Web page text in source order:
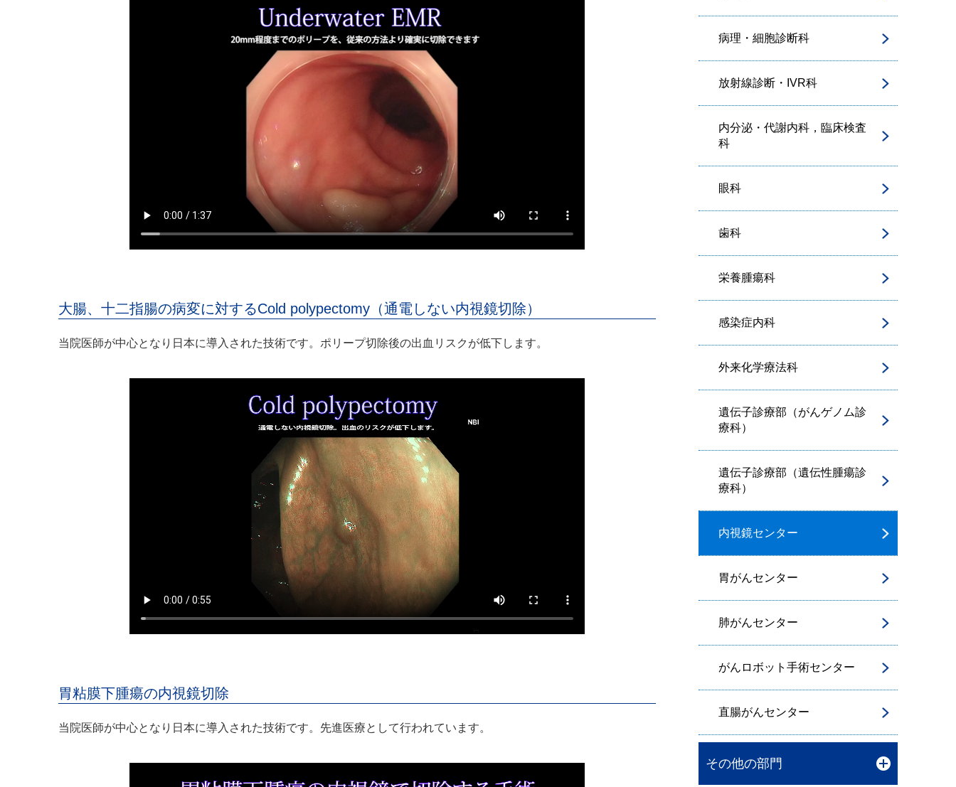
大腸、十二指腸の病変に対するCold polypectomy（通電しない内視鏡切除）
当院医師が中心となり日本に導入された技術です。ポリープ切除後の出血リスクが低下します。
胃粘膜下腫瘍の内視鏡切除
当院医師が中心となり日本に導入された技術です。先進医療として行われています。
病理・細胞診断科
放射線診断・IVR科
内分泌・代謝内科，臨床検査
科
眼科
歯科
栄養腫瘍科
感染症内科
外来化学療法科
遺伝子診療部（がんゲノム診
療科）
遺伝子診療部（遺伝性腫瘍診
療科）
内視鏡センター
胃がんセンター
肺がんセンター
がんロボット手術センター
直腸がんセンター
その他の部門